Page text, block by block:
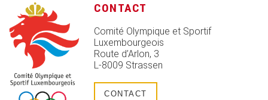
CONTACT
Comité Olympique et Sportif
Luxembourgeois
Route d’Arlon, 3
L-8009 Strassen
CONTACT